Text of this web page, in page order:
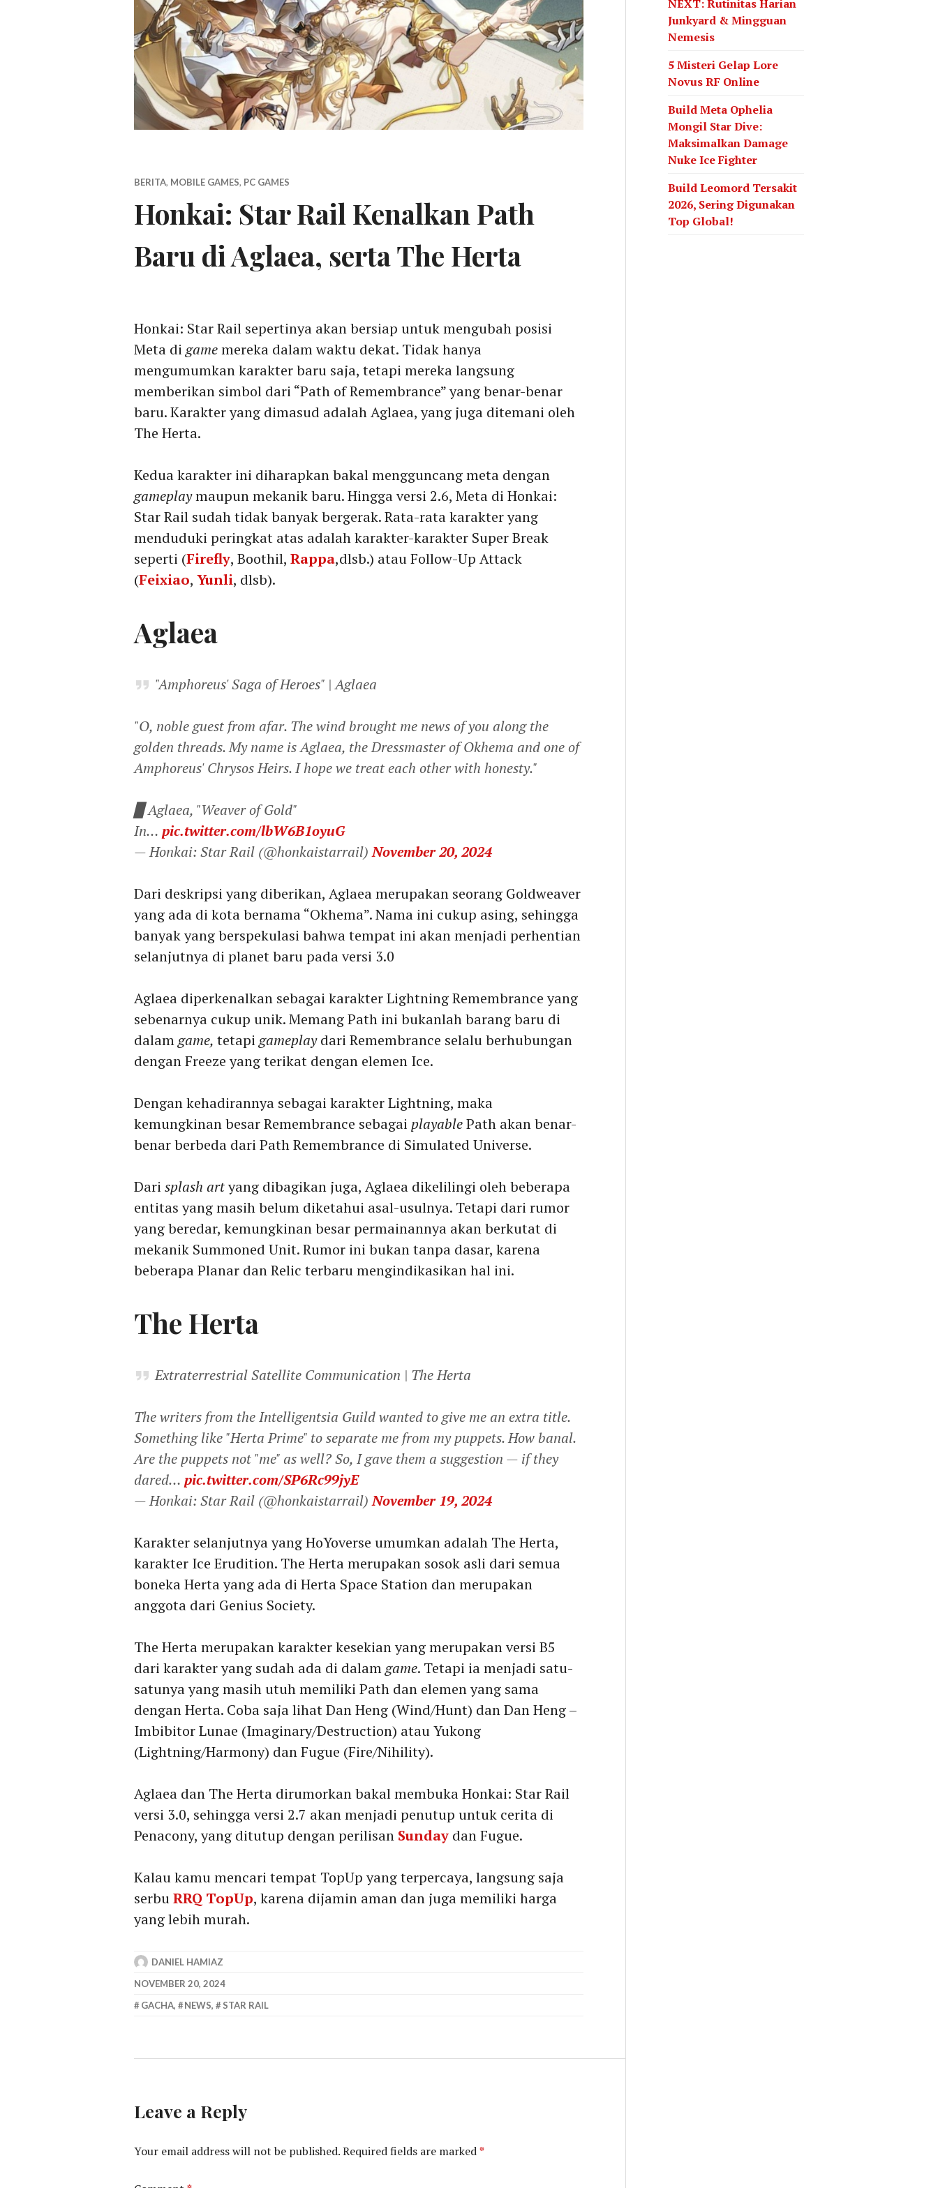
BERITA, MOBILE GAMES, PC GAMES
Honkai: Star Rail Kenalkan Path
Baru di Aglaea, serta The Herta
Honkai: Star Rail sepertinya akan bersiap untuk mengubah posisi
Meta di gamemereka dalam waktu dekat. Tidak hanya
mengumumkan karakter baru saja, tetapi mereka langsung
memberikan simbol dari “Path of Remembrance” yang benar-benar
baru. Karakter yang dimasud adalah Aglaea, yang juga ditemani oleh
The Herta.
Kedua karakter ini diharapkan bakal mengguncang meta dengan
gameplaymaupun mekanik baru. Hingga versi 2.6, Meta di Honkai:
Star Rail sudah tidak banyak bergerak. Rata-rata karakter yang
menduduki peringkat atas adalah karakter-karakter Super Break
seperti (Firefly, Boothil, Rappa,dlsb.) atau Follow-Up Attack
(Feixiao, Yunli, dlsb).
Aglaea
"Amphoreus' Saga of Heroes" | Aglaea
"O, noble guest from afar. The wind brought me news of you along the
golden threads. My name is Aglaea, the Dressmaster of Okhema and one of
Amphoreus' Chrysos Heirs. I hope we treat each other with honesty."
▉ Aglaea, "Weaver of Gold"
In… pic.twitter.com/lbW6B1oyuG
— Honkai: Star Rail (@honkaistarrail)November 20, 2024
Dari deskripsi yang diberikan, Aglaea merupakan seorang Goldweaver
yang ada di kota bernama “Okhema”. Nama ini cukup asing, sehingga
banyak yang berspekulasi bahwa tempat ini akan menjadi perhentian
selanjutnya di planet baru pada versi 3.0
Aglaea diperkenalkan sebagai karakter Lightning Remembrance yang
sebenarnya cukup unik. Memang Path ini bukanlah barang baru di
dalamgame, tetapi gameplaydari Remembrance selalu berhubungan
dengan Freeze yang terikat dengan elemen Ice.
Dengan kehadirannya sebagai karakter Lightning, maka
kemungkinan besar Remembrance sebagai playablePath akan benar-
benar berbeda dari Path Remembrance di Simulated Universe.
Dari splash artyang dibagikan juga, Aglaea dikelilingi oleh beberapa
entitas yang masih belum diketahui asal-usulnya. Tetapi dari rumor
yang beredar, kemungkinan besar permainannya akan berkutat di
mekanik Summoned Unit. Rumor ini bukan tanpa dasar, karena
beberapa Planar dan Relic terbaru mengindikasikan hal ini.
The Herta
Extraterrestrial Satellite Communication | The Herta
The writers from the Intelligentsia Guild wanted to give me an extra title.
Something like "Herta Prime" to separate me from my puppets. How banal.
Are the puppets not "me" as well? So, I gave them a suggestion — if they
dared… pic.twitter.com/SP6Rc99jyE
— Honkai: Star Rail (@honkaistarrail)November 19, 2024
Karakter selanjutnya yang HoYoverse umumkan adalah The Herta,
karakter Ice Erudition. The Herta merupakan sosok asli dari semua
boneka Herta yang ada di Herta Space Station dan merupakan
anggota dari Genius Society.
The Herta merupakan karakter kesekian yang merupakan versi B5
dari karakter yang sudah ada di dalamgame. Tetapi ia menjadi satu-
satunya yang masih utuh memiliki Path dan elemen yang sama
dengan Herta. Coba saja lihat Dan Heng (Wind/Hunt) dan Dan Heng –
Imbibitor Lunae (Imaginary/Destruction) atau Yukong
(Lightning/Harmony) dan Fugue (Fire/Nihility).
Aglaea dan The Herta dirumorkan bakal membuka Honkai: Star Rail
versi 3.0, sehingga versi 2.7 akan menjadi penutup untuk cerita di
Penacony, yang ditutup dengan perilisan Sunday dan Fugue.
Kalau kamu mencari tempat TopUp yang terpercaya, langsung saja
serbuRRQ TopUp, karena dijamin aman dan juga memiliki harga
yang lebih murah.
DANIEL HAMIAZ
NOVEMBER 20, 2024
GACHA, NEWS, STAR RAIL
Leave a Reply
Your email address will not be published.Required fields are marked*
NEXT: Rutinitas Harian
Junkyard & Mingguan
Nemesis
5 Misteri Gelap Lore
Novus RF Online
Build Meta Ophelia
Mongil Star Dive:
Maksimalkan Damage
Nuke Ice Fighter
Build Leomord Tersakit
2026, Sering Digunakan
Top Global!